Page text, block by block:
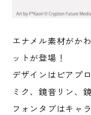
エナメル素材がか
ットが登場！
デザインはピアプ
ミク、鏡音リン、
フォンタブはキャ